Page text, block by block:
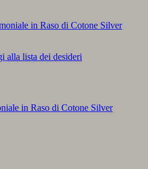
alla lista dei desideri
in Raso di Cotone Silver